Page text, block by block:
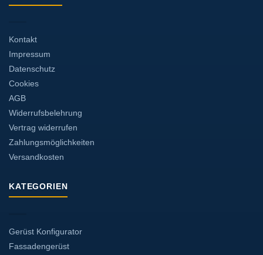
Kontakt
Impressum
Datenschutz
Cookies
AGB
Widerrufsbelehrung
Vertrag widerrufen
Zahlungsmöglichkeiten
Versandkosten
KATEGORIEN
Gerüst Konfigurator
Fassadengerüst